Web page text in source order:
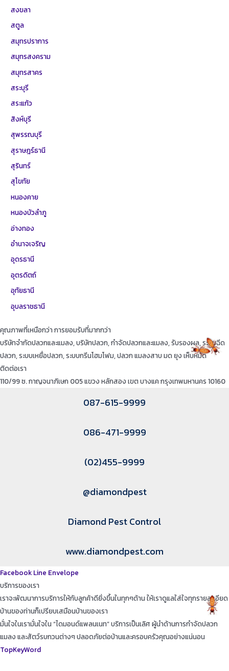
สงขลา
สตูล
สมุทรปราการ
สมุทรสงคราม
สมุทรสาคร
สระบุรี
สระแก้ว
สิงห์บุรี
สุพรรณบุรี
สุราษฎร์ธานี
สุรินทร์
สุโขทัย
หนองคาย
หนองบัวลำภู
อ่างทอง
อำนาจเจริญ
อุดรธานี
อุตรดิตถ์
อุทัยธานี
อุบลราชธานี
คุณภาพที่เหนือกว่า การยอมรับที่มากกว่า
บริษัทจำกัดปลวกและแมลง, บริษัทปลวก, กำจัดปลวกและแมลง, รับรองผล, ระบบฉีด
ปลวก, ระบบเหยื่อปลวก, ระบบกรีนโฮมโฟม, ปลวก แมลงสาบ มด ยุง เห็บหมัด
ติดต่อเรา
110/99 ซ. กาญจนาภิเษก 005 แขวง หลักสอง เขต บางแค กรุงเทพมหานคร 10160
087-615-9999
086-471-9999
(02)455-9999
@diamondpest
Diamond Pest Control
www.diamondpest.com
Facebook Line Envelope
บริการของเรา
เราจะพัฒนาการบริการให้กับลูกค้าดียิ่งขึ้นในทุกๆด้าน ให้เราดูแลใส่ใจทุกรายละเอียด
บ้านของท่านก็เปรียบเสมือนบ้านของเรา
มั่นใจในเรามั่นใจใน “ไดมอนด์แพลนเนท” บริการเป็นเลิศ ผู้นำด้านการกำจัดปลวก
แมลง และสัตว์รบกวนต่างๆ ปลอดภัยต่อบ้านและครอบครัวคุณอย่างแน่นอน
TopKeyWord